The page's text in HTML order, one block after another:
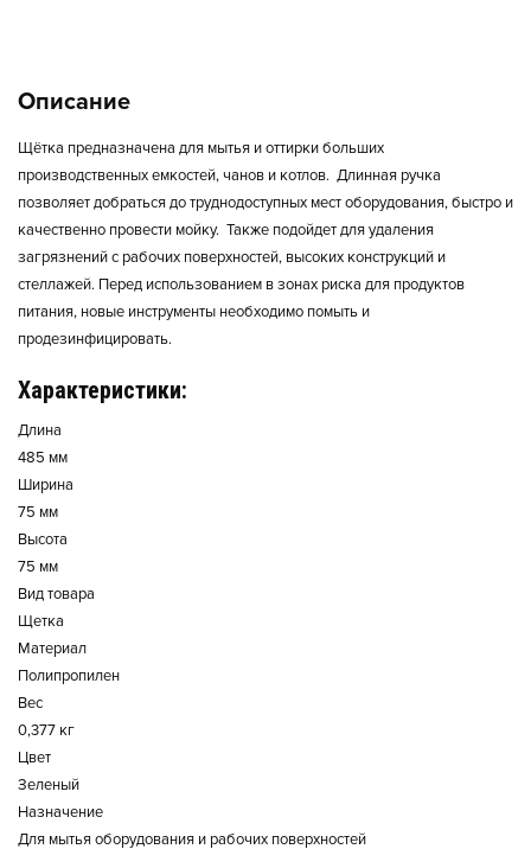
Описание
Щётка предназначена для мытья и оттирки больших
производственных емкостей, чанов и котлов. Длинная ручка
позволяет добраться до труднодоступных мест оборудования, быстро и
качественно провести мойку. Также подойдет для удаления
загрязнений с рабочих поверхностей, высоких конструкций и
стеллажей. Перед использованием в зонах риска для продуктов
питания, новые инструменты необходимо помыть и
продезинфицировать.
Характеристики:
Длина
485 мм
Ширина
75 мм
Высота
75 мм
Вид товара
Щетка
Материал
Полипропилен
Вес
0,377 кг
Цвет
Зеленый
Назначение
Для мытья оборудования и рабочих поверхностей